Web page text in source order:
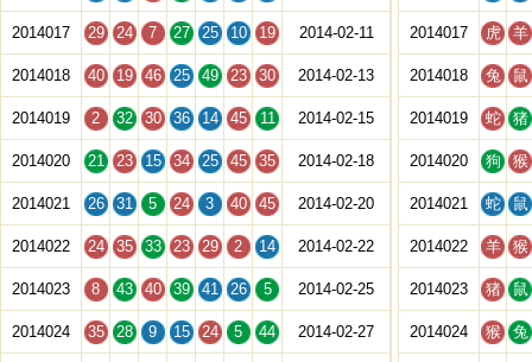
2014017 29 24 7 27 25 10 19 2014-02-11
2014018 40 19 46 25 49 23 30 2014-02-13
2014019 2 32 30 36 14 45 11 2014-02-15
2014020 21 23 15 34 25 45 35 2014-02-18
2014021 26 31 5 24 3 40 45 2014-02-20
2014022 24 35 33 23 29 2 14 2014-02-22
2014023 8 43 40 39 41 26 5 2014-02-25
2014024 35 28 9 15 24 5 44 2014-02-27
2014017 虎 羊
2014018 兔 鼠
2014019 蛇 猪
2014020 狗 猴
2014021 蛇 鼠
2014022 羊 猴
2014023 猪 鼠
2014024 猴 兔